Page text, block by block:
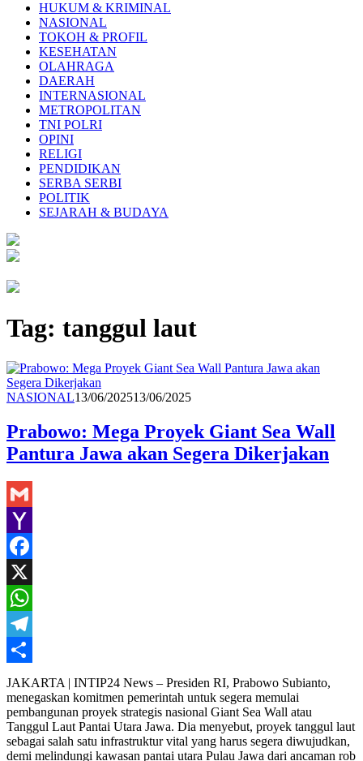
HUKUM & KRIMINAL
NASIONAL
TOKOH & PROFIL
KESEHATAN
OLAHRAGA
DAERAH
INTERNASIONAL
METROPOLITAN
TNI POLRI
OPINI
RELIGI
PENDIDIKAN
SERBA SERBI
POLITIK
SEJARAH & BUDAYA
Tag: tanggul laut
NASIONALRedaksi
13/06/202513/06/2025
Prabowo: Mega Proyek Giant Sea Wall
Pantura Jawa akan Segera Dikerjakan
Gmail
Yahoo
Mail
Facebook
X
WhatsApp
Telegram
Share
JAKARTA | INTIP24 News – Presiden RI, Prabowo Subianto,
menegaskan komitmen pemerintah untuk segera memulai
pembangunan proyek strategis nasional Giant Sea Wall atau
Tanggul Laut Pantai Utara Jawa. Dia menyebut, proyek tanggul laut
sebagai salah satu infrastruktur vital yang harus segera diwujudkan,
demi melindungi kawasan pantai utara Pulau Jawa dari ancaman rob